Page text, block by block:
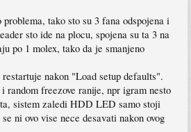
tako sto su 3 fana odspojena i
sto ide na plocu, spojena su ta 3 na
po 1 molex, tako da je smanjeno
nakon "Load setup defaults".
freezove ranije, npr igram nesto
sistem zaledi HDD LED samo stoji
ni ovo vise nece desavati nakon ovog